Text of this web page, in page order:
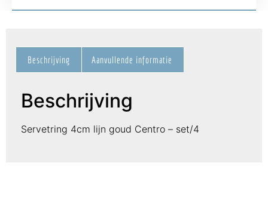
Beschrijving Aanvullende informatie
Beschrijving
Servetring 4cm lijn goud Centro – set/4